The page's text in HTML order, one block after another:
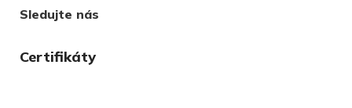
Sledujte nás
Certifikáty